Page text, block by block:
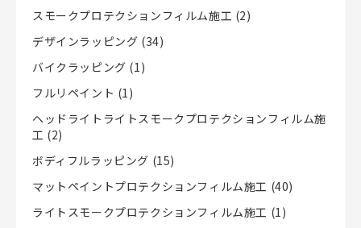
スモークプロテクションフィルム施工 (2)
デザインラッピング (34)
バイクラッピング (1)
フルリペイント (1)
ヘッドライトライトスモークプロテクションフィルム施
工 (2)
ボディフルラッピング (15)
マットペイントプロテクションフィルム施工 (40)
ライトスモークプロテクションフィルム施工 (1)